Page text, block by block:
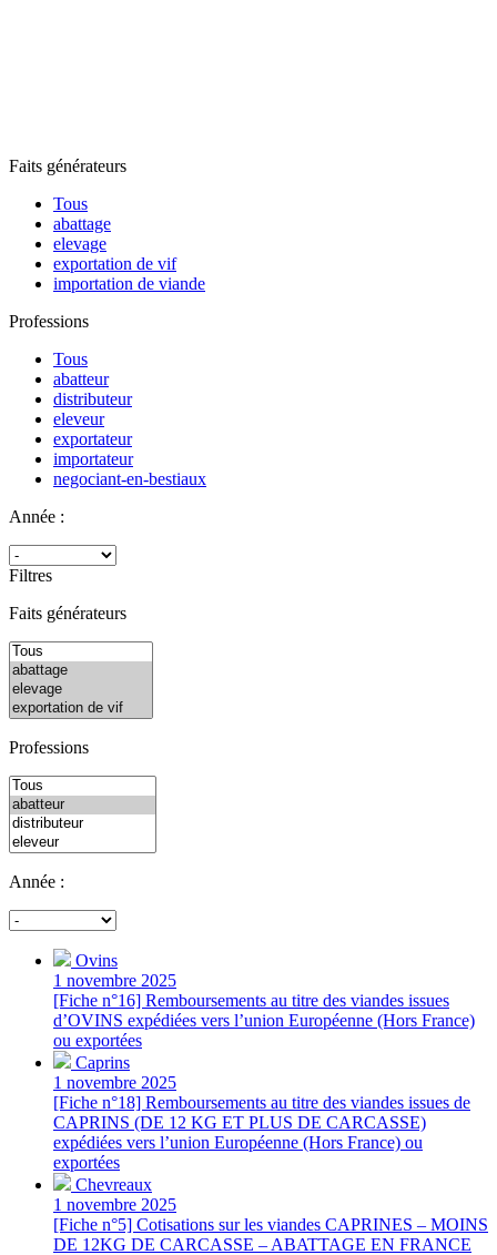
Faits générateurs
Tous
abattage
elevage
exportation de vif
importation de viande
Professions
Tous
abatteur
distributeur
eleveur
exportateur
importateur
negociant-en-bestiaux
Année :
Filtres
Faits générateurs
Professions
Année :
Ovins
1 novembre 2025
[Fiche n°16] Remboursements au titre des viandes issues
d’OVINS expédiées vers l’union Européenne (Hors France)
ou exportées
Caprins
1 novembre 2025
[Fiche n°18] Remboursements au titre des viandes issues de
CAPRINS (DE 12 KG ET PLUS DE CARCASSE)
expédiées vers l’union Européenne (Hors France) ou
exportées
Chevreaux
1 novembre 2025
[Fiche n°5] Cotisations sur les viandes CAPRINES – MOINS
DE 12KG DE CARCASSE – ABATTAGE EN FRANCE